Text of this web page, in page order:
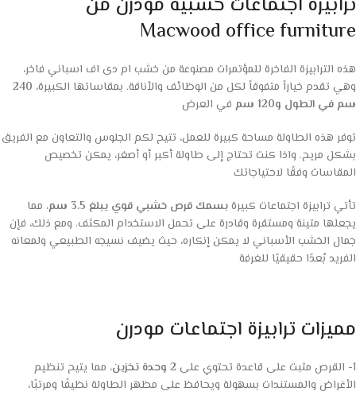
ترابيزة اجتماعات خشبية مودرن من
Macwood office furniture
هذه الترابيزة الفاخرة للمؤتمرات مصنوعة من خشب ام دى اف اسباني فاخر،
وهي تقدم خياراً متفوقاً لكل من الوظائف والأناقة. بمقاساتها الكبيرة، 240
سم في الطول و120 سم
في العرض
توفر هذه الطاولة مساحة كبيرة للعمل، تتيح لكم الجلوس والتعاون مع الفريق
بشكل مريح. واذا كنت تحتاج إلى طاولة أكبر أو أصغر، يمكن تخصيص
المقاسات وفقًا لاحتياجاتك
تأتي ترابيزة اجتماعات كبيرةبسمك قرص خشبي قوي يبلغ 3.5 سم،
مما
يجعلها متينة ومستقرة وقادرة على تحمل الاستخدام المكثف. ومع ذلك، فإن
جمال الخشب الأسباني لا يمكن إنكاره، حيث يضيف نسيجه الطبيعي ولمعانه
الفريد بُعدًا حقيقيًا للغرفة
مميزات ترابيزة اجتماعات مودرن
1- القرص مثبت على قاعدة تحتوي على 2 وحدة تخزين، مما يتيح تنظيم
الأغراض والمستندات بسهولة ويحافظ على مظهر الطاولة نظيفًا ومرتبًا،